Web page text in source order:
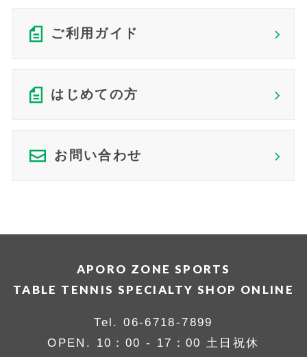
ご利用ガイド
はじめての方
お問い合わせ
APORO ZONE SPORTS
TABLE TENNIS SPECIALTY SHOP ONLINE
Tel.06-6718-7899
OPEN. 10：00 - 17：00 土日祝休